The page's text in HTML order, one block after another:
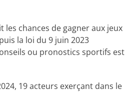
les chances de gagner aux jeux
la loi du 9 juin 2023
ou pronostics sportifs est
19 acteurs exerçant dans le